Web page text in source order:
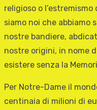
religioso o l’estremismo
siamo noi che abbiamo
nostre bandiere,
nostre origini, in nome
esistere senza la
Per Notre-Dame il
centinaia di milioni di